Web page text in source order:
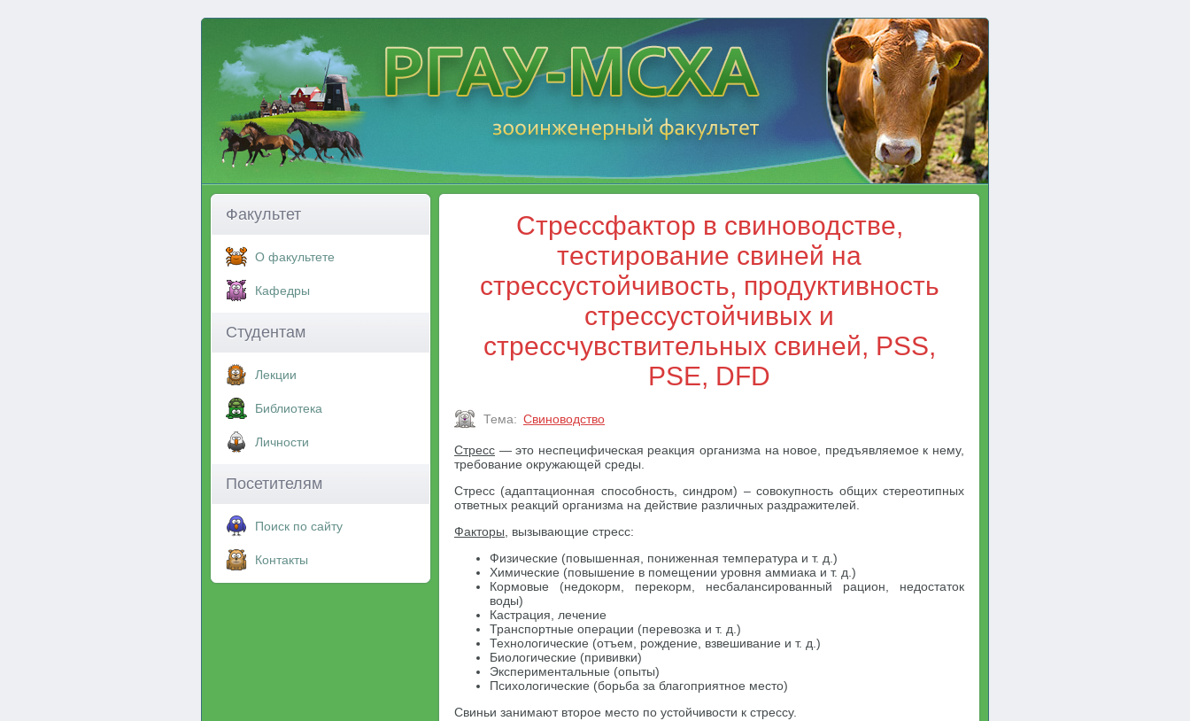
Факультет
О факультете
Кафедры
Студентам
Лекции
Библиотека
Личности
Посетителям
Поиск по сайту
Контакты
Стрессфактор в свиноводстве,
тестирование свиней на
стрессустойчивость, продуктивность
стрессустойчивых и
стрессчувствительных свиней, PSS,
PSE, DFD
Тема: Свиноводство
Стресс — это неспецифическая реакция организма на новое, предъявляемое к нему,
требование окружающей среды.
Стресс (адаптационная способность, синдром) – совокупность общих стереотипных
ответных реакций организма на действие различных раздражителей.
Факторы , вызывающие стресс:
Физические (повышенная, пониженная температура и т. д.)
Химические (повышение в помещении уровня аммиака и т. д.)
Кормовые (недокорм, перекорм, несбалансированный рацион, недостаток
воды)
Кастрация, лечение
Транспортные операции (перевозка и т. д.)
Технологические (отъем, рождение, взвешивание и т. д.)
Биологические (прививки)
Экспериментальные (опыты)
Психологические (борьба за благоприятное место)
Свиньи занимают второе место по устойчивости к стрессу.